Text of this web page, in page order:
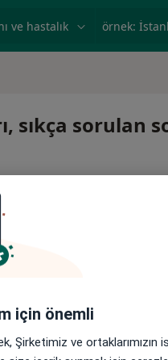
örnek:
sıkça sorulan
ettirmek için online
alabilirsiniz.
için önemli
Şirketimiz ve